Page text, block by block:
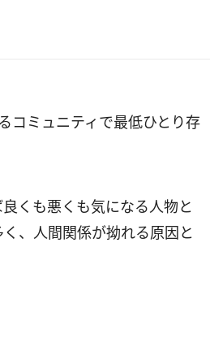
コミュニティで最低ひとり存
くも悪くも気になる人物と
、人間関係が拗れる原因と